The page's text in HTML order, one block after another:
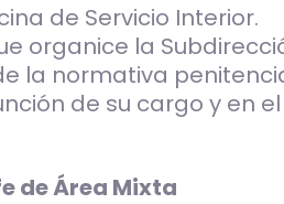
de Servicio Interior.
organice la
la normativa
de su cargo y en
de Área Mixta